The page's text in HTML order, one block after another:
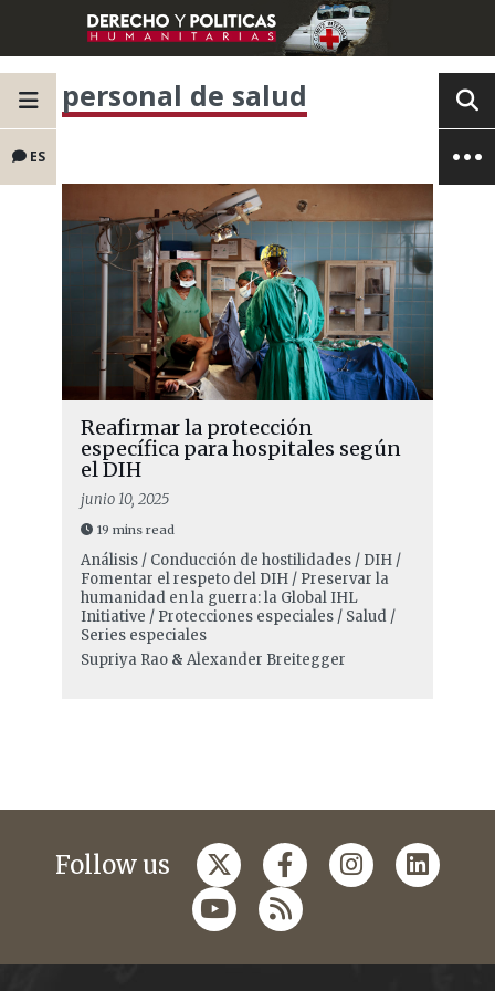
ES
personal de salud
Reafirmar la protección
específica para hospitales según
el DIH
junio 10, 2025
19 mins read
Análisis / Conducción de hostilidades / DIH /
Fomentar el respeto del DIH / Preservar la
humanidad en la guerra: la Global IHL
Initiative / Protecciones especiales / Salud /
Series especiales
Supriya Rao& Alexander Breitegger
Follow us